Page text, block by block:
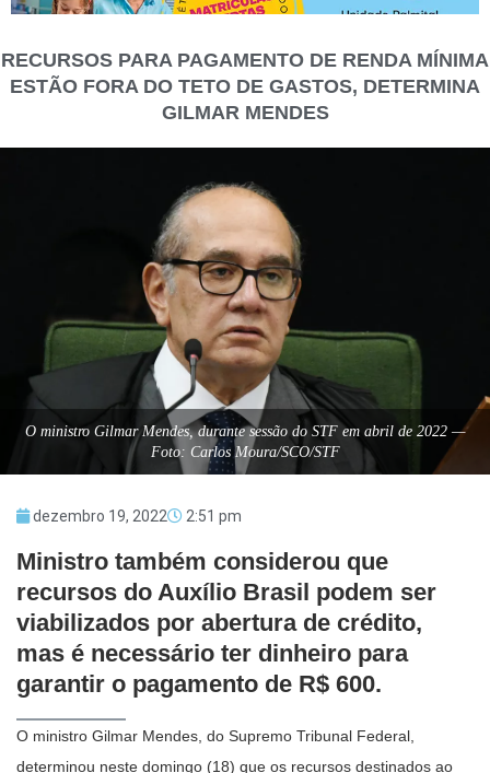
RECURSOS PARA PAGAMENTO DE RENDA MÍNIMA
ESTÃO FORA DO TETO DE GASTOS, DETERMINA
GILMAR MENDES
O ministro Gilmar Mendes, durante sessão do STF em abril de 2022 —
Foto: Carlos Moura/SCO/STF
dezembro 19, 2022 2:51 pm
Ministro também considerou que
recursos do Auxílio Brasil podem ser
viabilizados por abertura de crédito,
mas é necessário ter dinheiro para
garantir o pagamento de R$ 600.
O ministro Gilmar Mendes, do Supremo Tribunal Federal,
determinou neste domingo (18) que os recursos destinados ao